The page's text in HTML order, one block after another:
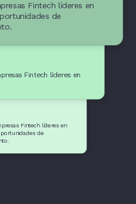
ser parte de
Fintech líderes en
de
Fintech líderes en
de
para
Fintech líderes en